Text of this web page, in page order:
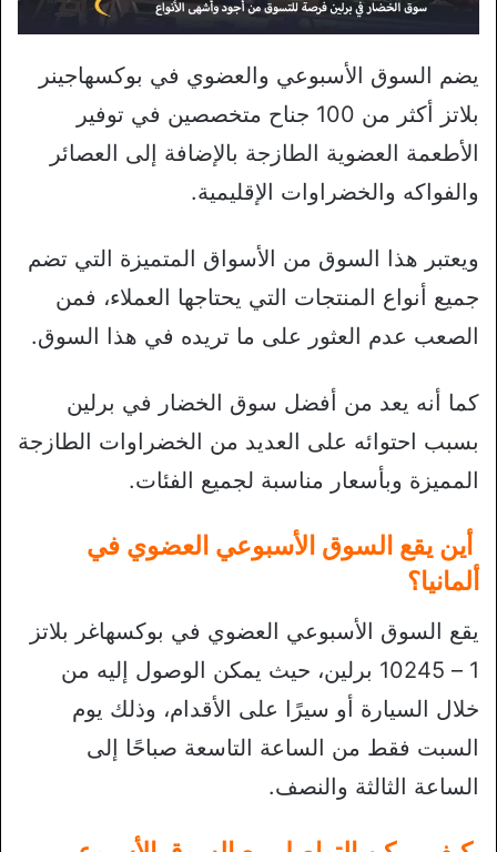
يضم السوق الأسبوعي والعضوي في بوكسهاجينر
بلاتز أكثر من 100 جناح متخصصين في توفير
الأطعمة العضوية الطازجة بالإضافة إلى العصائر
والفواكه والخضراوات الإقليمية.
ويعتبر هذا السوق من الأسواق المتميزة التي تضم
جميع أنواع المنتجات التي يحتاجها العملاء، فمن
الصعب عدم العثور على ما تريده في هذا السوق.
كما أنه يعد من أفضل سوق الخضار في برلين
بسبب احتوائه على العديد من الخضراوات الطازجة
المميزة وبأسعار مناسبة لجميع الفئات.
أين يقع السوق الأسبوعي العضوي في
ألمانيا؟
يقع السوق الأسبوعي العضوي في بوكسهاغر بلاتز
1 – 10245 برلين، حيث يمكن الوصول إليه من
خلال السيارة أو سيرًا على الأقدام، وذلك يوم
السبت فقط من الساعة التاسعة صباحًا إلى
الساعة الثالثة والنصف.